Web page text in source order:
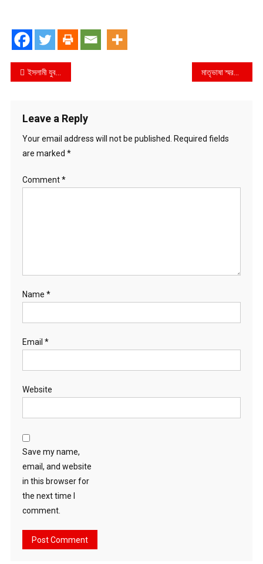
Post
ইসলামী যুব মজলিসের নতুন কমিটি গঠন : তুহিন সভাপতি ও সোহাইল সেক্রেটারি পুননির্বাচিত
Leave a Reply
Your email address will not be published.
Required fields
are marked *
Comment*
Name *
Email *
Website
Save my name,
email, and website
in this browser for
the next time I
comment.